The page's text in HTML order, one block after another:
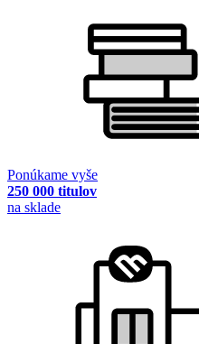
Ponúkame vyše
250 000 titulov
na sklade